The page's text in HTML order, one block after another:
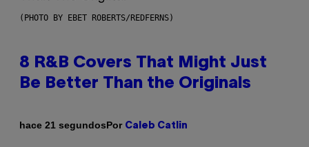
(PHOTO BY EBET ROBERTS/REDFERNS)
8 R&B Covers That Might Just
Be Better Than the Originals
hace 21 segundosPor Caleb Catlin